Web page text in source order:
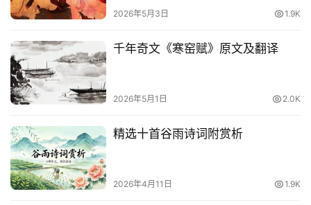
2026年5月3日 1.9K
千年奇文《寒窑赋》原文及翻译
2026年5月1日 2.0K
精选十首谷雨诗词附赏析
2026年4月11日 1.9K